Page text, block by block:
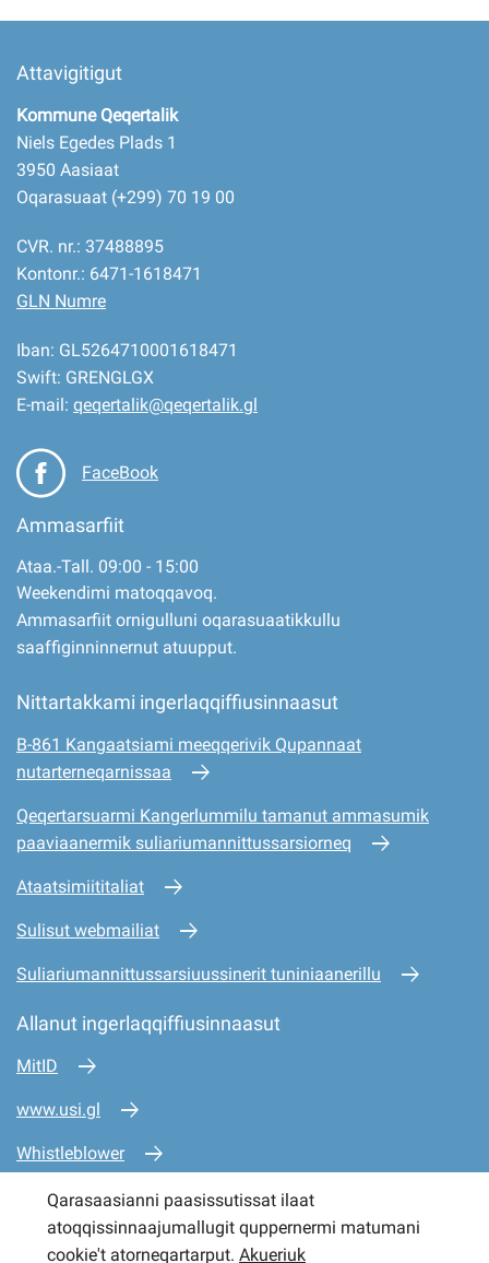
Attavigitigut
Kommune Qeqertalik
Niels Egedes Plads 1
3950 Aasiaat
Oqarasuaat (+299) 70 19 00
CVR. nr.: 37488895
Kontonr.: 6471-1618471
GLN Numre
Iban: GL5264710001618471
Swift: GRENGLGX
E-mail: qeqertalik@qeqertalik.gl
FaceBook
Ammasarfiit
Ataa.-Tall. 09:00 - 15:00
Weekendimi matoqqavoq.
Ammasarfiit ornigulluni oqarasuaatikkullu
saaffiginninnernut atuupput.
Nittartakkami ingerlaqqiffiusinnaasut
B-861 Kangaatsiami meeqqerivik Qupannaat
nutarterneqarnissaa
Qeqertarsuarmi Kangerlummilu tamanut ammasumik
paaviaanermik suliariumannittussarsiorneq
Ataatsimiititaliat
Sulisut webmailiat
Suliariumannittussarsiuussinerit tuniniaanerillu
Allanut ingerlaqqiffiusinnaasut
MitID
www.usi.gl
Whistleblower
www.mio.gl
www.sullissivik.gl
Qarasaasianni paasissutissat ilaat
atoqqissinnaajumallugit quppernermi matumani
cookie't atorneqartarput. Akueriuk